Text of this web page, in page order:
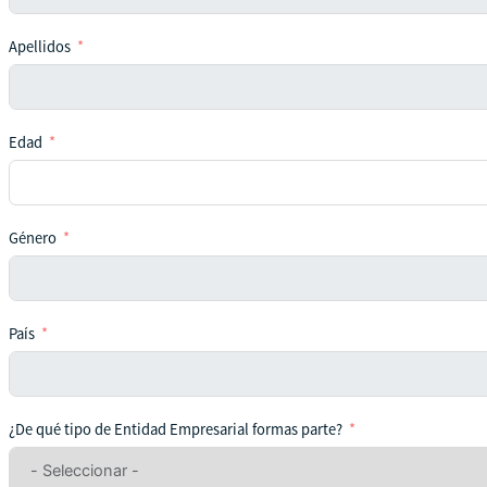
Apellidos
Edad
Género
País
¿De qué tipo de Entidad Empresarial formas parte?